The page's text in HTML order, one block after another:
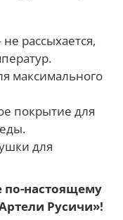
рассыхается,
максимального
покрытие для
для
по-настоящему
Русичи»!